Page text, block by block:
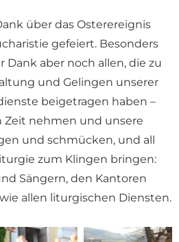
über das Osterereignis
gefeiert. Besonders
Dank aber noch allen, die zu
und Gelingen unserer
beigetragen haben –
Zeit nehmen und unsere
und schmücken, und all
zum Klingen bringen:
Sängern, den Kantoren
allen liturgischen Diensten.